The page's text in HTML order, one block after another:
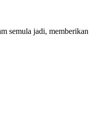
semula jadi, memberikan